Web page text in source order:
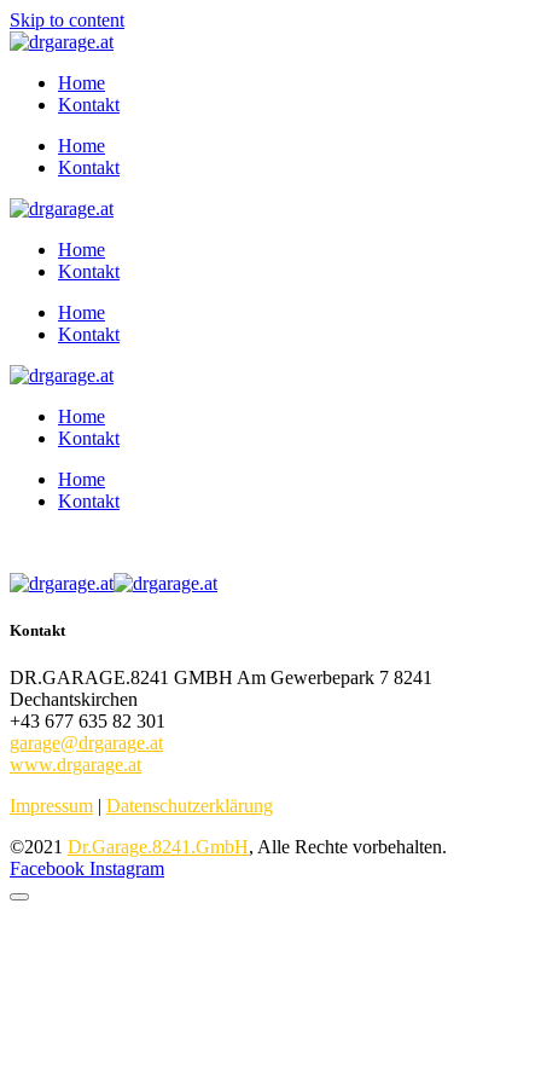
Skip to content
Home
Kontakt
Home
Kontakt
Home
Kontakt
Home
Kontakt
Home
Kontakt
Home
Kontakt
Kontakt
DR.GARAGE.8241 GMBH Am Gewerbepark 7 8241
Dechantskirchen
+43 677 635 82 301
garage@drgarage.at
www.drgarage.at
Impressum | Datenschutzerklärung
©2021 Dr.Garage.8241.GmbH, Alle Rechte vorbehalten.
Facebook Instagram